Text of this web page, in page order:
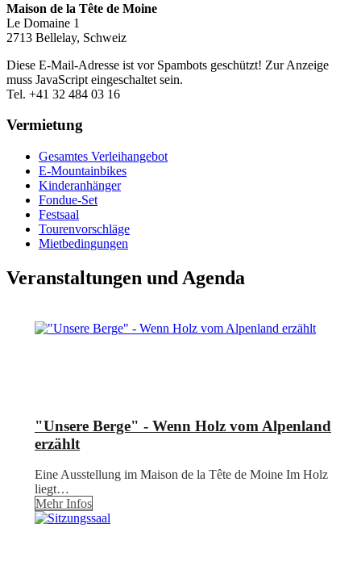
Maison de la Tête de Moine
Le Domaine 1
2713 Bellelay, Schweiz
Diese E-Mail-Adresse ist vor Spambots geschützt! Zur Anzeige
muss JavaScript eingeschaltet sein.
Tel. +41 32 484 03 16
Vermietung
Gesamtes Verleihangebot
E-Mountainbikes
Kinderanhänger
Fondue-Set
Festsaal
Tourenvorschläge
Mietbedingungen
Veranstaltungen und Agenda
"Unsere Berge" - Wenn Holz vom Alpenland
erzählt
Eine Ausstellung im Maison de la Tête de Moine Im Holz
liegt…
Mehr Infos